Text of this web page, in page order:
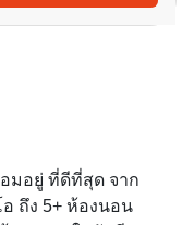
มอยู่ ที่ดีที่สุด จาก
ถึง 5+ ห้องนอน